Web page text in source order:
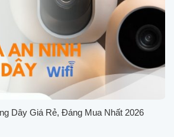
Dây Giá Rẻ, Đáng Mua Nhất 2026